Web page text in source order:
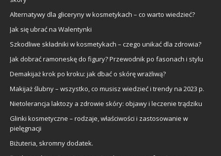
Alternatywy dla gliceryny w kosmetykach – co warto wiedzieć?
Jak się ubrać na Walentynki
Szkodliwe składniki w kosmetykach – czego unikać dla zdrowia?
Jak dobrać ramoneskę do figury? Przewodnik po fasonach i stylu
Demakijaż krok po kroku: jak dbać o skórę wrażliwą?
Makijaż ślubny – wszystko, co musisz wiedzieć i trendy na 2023 р.
Nietolerancja laktozy a zdrowie skóry: objawy i leczenie trądziku
Glinki kosmetyczne – rodzaje, właściwości i zastosowanie w
pielęgnacji
Biżuteria, skromny dodatek.